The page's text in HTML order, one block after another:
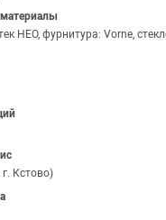
НЕО, фурнитура: Vorne,
Кстово)